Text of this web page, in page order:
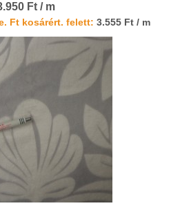
Ft / m
Ft kosárért. felett: 3.555 Ft / m